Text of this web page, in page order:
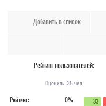
Добавить в список
Рейтинг пользователей:
Оценили:35чел.
Рейтинг:
0% 33